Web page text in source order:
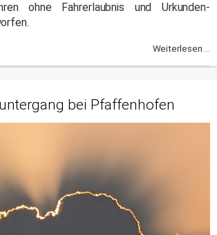
ohne Fahrerlaubnis und Urkunden-
Weiterlesen ...
bei Pfaffenhofen